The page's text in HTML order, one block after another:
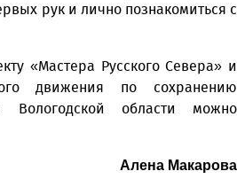
рук и лично познакомиться с
«Мастера Русского Севера» и
движения по сохранению
Вологодской области можно
Алена Макарова